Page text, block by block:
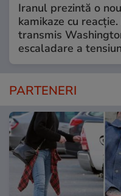
Iranul prezintă o
kamikaze cu
transmis
escaladare a
PARTENERI